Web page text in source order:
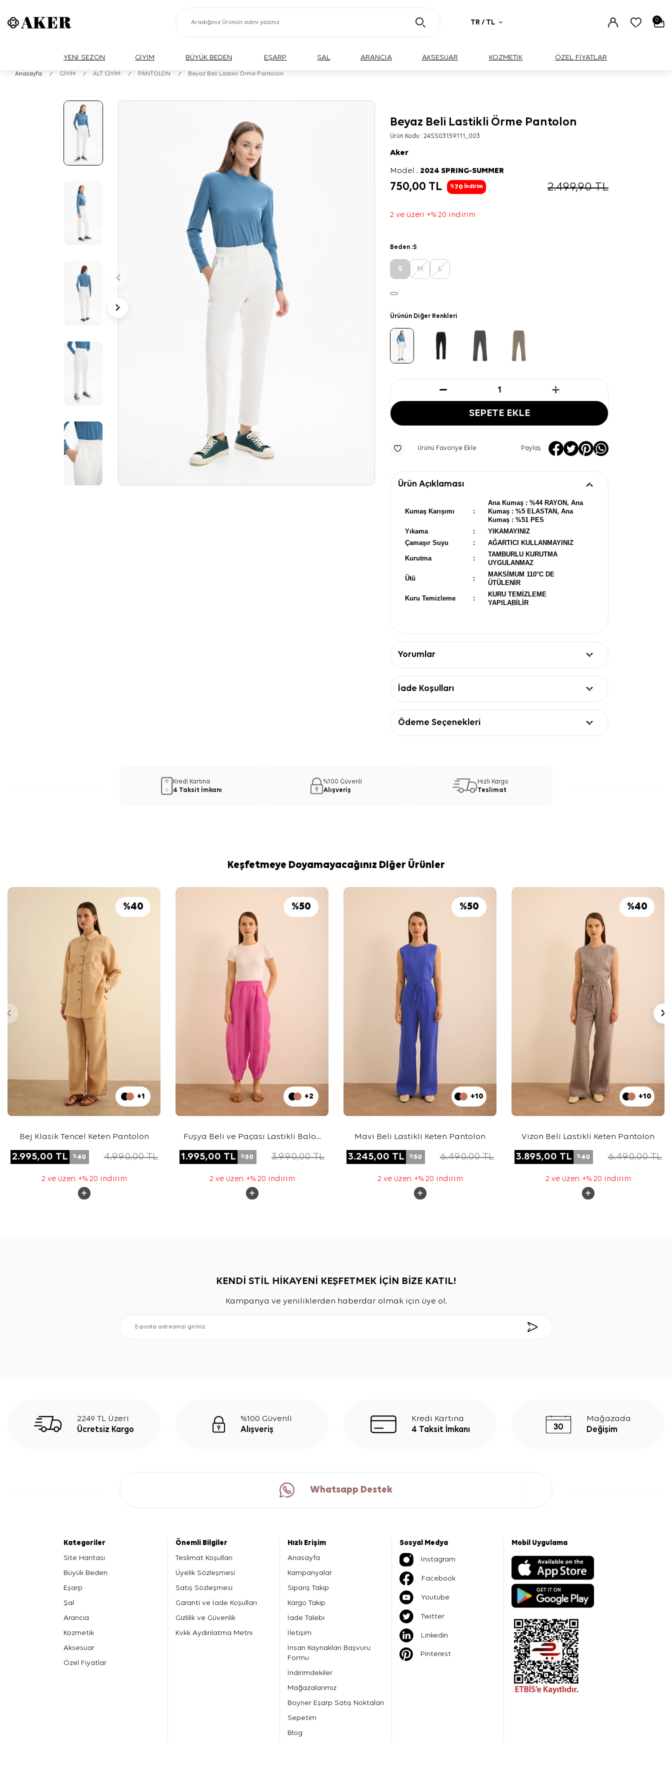
TR / TL 0
YENİ SEZON GİYİM BÜYÜK BEDEN EŞARP ŞAL ARANCIA AKSESUAR KOZMETİK ÖZEL FİYATLAR
Anasayfa / GİYİM / ALT GİYİM / PANTOLON / Beyaz Beli Lastikli Örme Pantolon
Beyaz Beli Lastikli Örme Pantolon
Ürün Kodu :24SS03159111_003
Aker
Model :2024 SPRING-SUMMER
750,00 TL %70 İndirim 2.499,90TL
2 ve üzeri +% 20 indirim
Beden :S
S M L
Ürünün Diğer Renkleri
SEPETE EKLE
Ürünü Favoriye Ekle Paylaş
Ürün Açıklaması
Kumaş Karışımı :
Ana Kumaş : %44 RAYON, Ana
Kumaş : %5 ELASTAN, Ana
Kumaş : %51 PES
Yıkama
:
YIKAMAYINIZ
Çamaşır Suyu
: AĞARTICI KULLANMAYINIZ
Kurutma :
TAMBURLU KURUTMA
UYGULANMAZ
Ütü :
MAKSİMUM 110°C DE
ÜTÜLENİR
Kuru Temizleme :
KURU TEMİZLEME
YAPILABİLİR
Yorumlar
İade Koşulları
Ödeme Seçenekleri
Kredi Kartına
4 Taksit İmkanı
%100 Güvenli
Alışveriş
Hızlı Kargo
Teslimat
Keşfetmeye Doyamayacağınız Diğer Ürünler
%40
+1
Bej Klasik Tencel Keten Pantolon
2.995,00 TL %40 4.990,00TL
2 ve üzeri +% 20 indirim
%50
+2
Fuşya Beli ve Paçası Lastikli Balon
1.995,00 TL %50 3.990,00TL
2 ve üzeri +% 20 indirim
%50
+10
Mavi Beli Lastikli Keten Pantolon
3.245,00 TL %50 6.490,00TL
2 ve üzeri +% 20 indirim
%40
+10
Vizon Beli Lastikli Keten Pantolon
3.895,00 TL %40 6.490,00TL
2 ve üzeri +% 20 indirim
KENDİ STİL HİKAYENİ KEŞFETMEK İÇİN BİZE KATIL!
Kampanya ve yeniliklerden haberdar olmak için üye ol.
2249 TL Üzeri
Ücretsiz Kargo
%100 Güvenli
Alışveriş
Kredi Kartına
4 Taksit İmkanı
Mağazada
Değişim
Whatsapp Destek
Kategoriler
Site Haritası
Büyük Beden
Eşarp
Şal
Arancia
Kozmetik
Aksesuar
Özel Fiyatlar
Önemli Bilgiler
Teslimat Koşulları
Üyelik Sözleşmesi
Satış Sözleşmesi
Garanti ve İade Koşulları
Gizlilik ve Güvenlik
Kvkk Aydınlatma Metni
Hızlı Erişim
Anasayfa
Kampanyalar
Sipariş Takip
Kargo Takip
İade Talebi
İletişim
İnsan Kaynakları Başvuru
Formu
İndirimdekiler
Mağazalarımız
Boyner Eşarp Satış Noktaları
Sepetim
Blog
Sosyal Medya
İnstagram
Facebook
Youtube
Twitter
Linkedin
Pinterest
Mobil Uygulama